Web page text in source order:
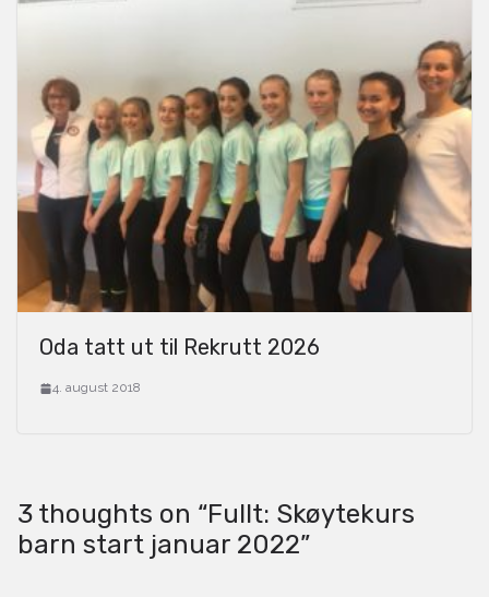
Oda tatt ut til Rekrutt 2026
4. august 2018
3 thoughts on “Fullt: Skøytekurs
barn start januar 2022”